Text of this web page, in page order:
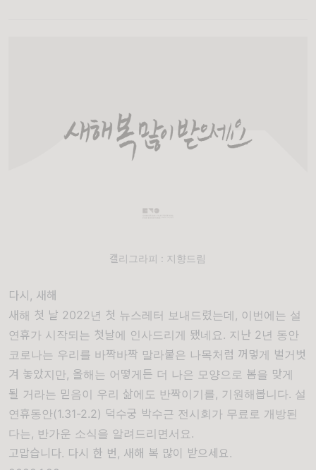
캘리그라피 : 지향드림
다시, 새해
새해 첫 날 2022년 첫 뉴스레터 보내드렸는데, 이번에는 설
연휴가 시작되는 첫날에 인사드리게 됐네요. 지난 2년 동안
코로나는 우리를 바짝바짝 말라붙은 나목처럼 꺼멓게 벌거벗
겨 놓았지만, 올해는 어떻게든 더 나은 모양으로 봄을 맞게
될 거라는 믿음이 우리 삶에도 반짝이기를, 기원해봅니다. 설
연휴동안(1.31-2.2) 덕수궁 박수근 전시회가 무료로 개방된
다는, 반가운 소식을 알려드리면서요.
고맙습니다. 다시 한 번, 새해 복 많이 받으세요.